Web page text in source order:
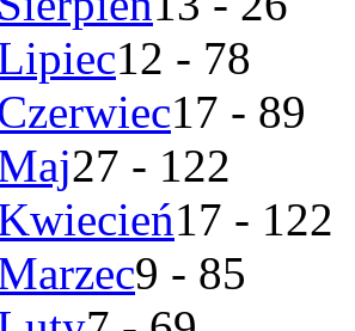
12 - 78
17 - 89
27 - 122
17 - 122
9 - 85